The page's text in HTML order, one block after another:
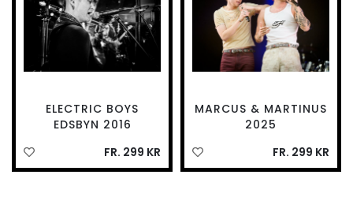
ELECTRIC BOYS
EDSBYN 2016
FR. 299 KR
MARCUS & MARTINUS
2025
FR. 299 KR